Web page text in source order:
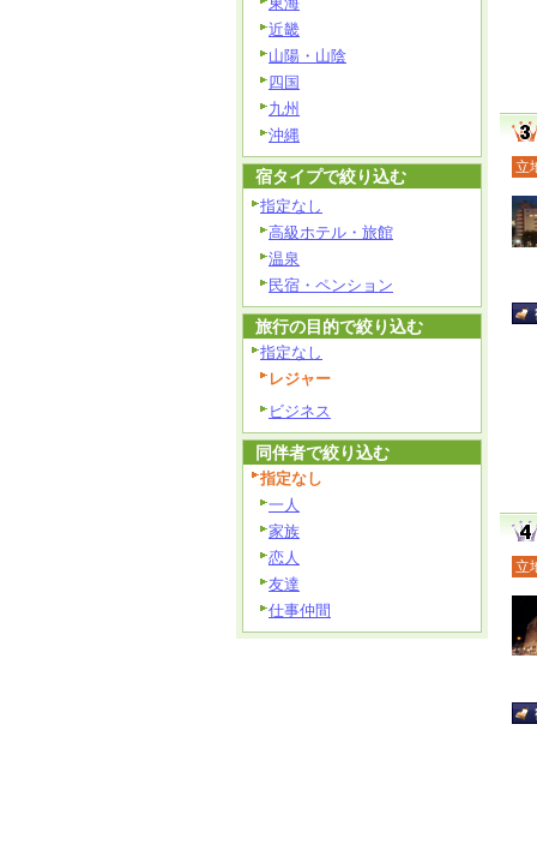
立
立
近畿
山陽・山陰
四国
九州
沖縄
宿タイプで絞り込む
指定なし
高級ホテル・旅館
温泉
民宿・ペンション
旅行の目的で絞り込む
指定なし
レジャー
ビジネス
同伴者で絞り込む
指定なし
一人
家族
恋人
友達
仕事仲間